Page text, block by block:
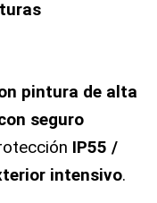
pintura de alta
seguro
IP55 /
intensivo.